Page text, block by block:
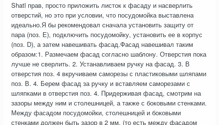
Shatl прав, просто приложить листок к фасаду и насверлить
отверстий, но это при условии, что посудомойка выставлена
идеально.Я бы рекомендовал сначала установить защиту от
пара (поз. Е), подключить посудомойку, установить ее в корпус
(поз. D), а затем навешивать фасад.Фасад навешивал таким
образом:1. Размечаем фасад согласно шаблону. Отверстия пока
лучше не сверлить. 2. Устанавливаем ручку на фасад. 3. В
отверстия поз. 4 вкручиваем саморезы с пластиковыми шляпами
поз. В. 4. Берем фасад за ручку и вставляем саморезами с
шляпками в отверстия поз. 4. Придерживая фасад, смотрим на
зазоры между ним и столешницей, а также с боковыми стенками.
Между фасадом посудомойки, столешницей и боковыми
стенками должен быть зазор в 2 мм. (то есть между фасадом